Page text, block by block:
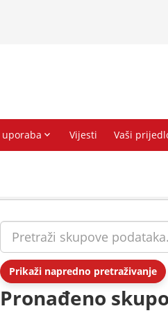
Prikaži napredno pretraživanje
Pronađeno